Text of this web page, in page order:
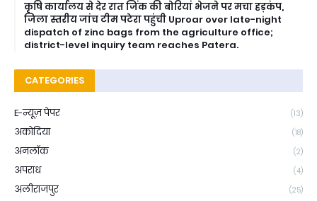
कृषि कार्यालय से देर रात जिंक की बोरियां भेजने पर मचा हड़कंप,
जिला स्तरीय जांच टीम पटेरा पहुंची Uproar over late-night
dispatch of zinc bags from the agriculture office;
district-level inquiry team reaches Patera.
CATEGORIES
E-न्यूज़ पेपर (13)
अकोदिया (18)
अनलॉक (2)
अपराध (4)
अलीराजपुर (25)